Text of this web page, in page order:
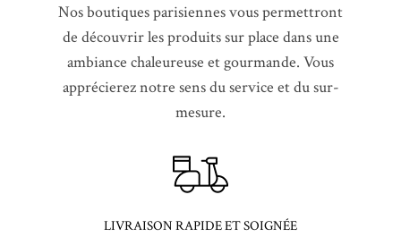
Nos boutiques parisiennes vous permettront
de découvrir les produits sur place dans une
ambiance chaleureuse et gourmande. Vous
apprécierez notre sens du service et du sur-
mesure.
LIVRAISON RAPIDE ET SOIGNÉE